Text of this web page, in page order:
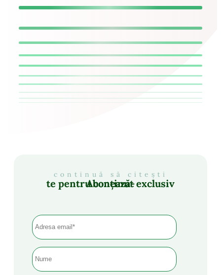
continuă să citești
Abonează-te pentru conținut exclusiv